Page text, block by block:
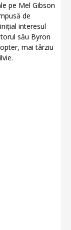
pe Mel Gibson
de
interesul
său Byron
mai târziu